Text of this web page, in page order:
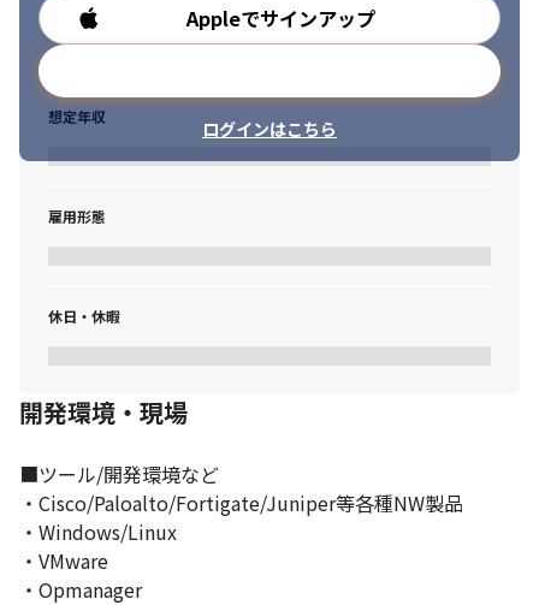
Appleでサインアップ
ログインはこちら
勤務時間
想定年収
雇用形態
休日・休暇
開発環境・現場
■ツール/開発環境など
・Cisco/Paloalto/Fortigate/Juniper等各種NW製品
・Windows/Linux
・VMware
・Opmanager